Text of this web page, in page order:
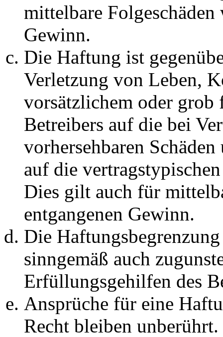
mittelbare Folgeschäden
Gewinn.
Die Haftung ist
Verletzung von Leben,
vorsätzlichem oder grob
Betreibers auf die bei
vorhersehbaren
auf die
Dies gilt auch für
entgangenen Gewinn.
Die
sinngemäß auch
Erfüllungsgehilfen des
Ansprüche für eine
Recht bleiben unberührt.